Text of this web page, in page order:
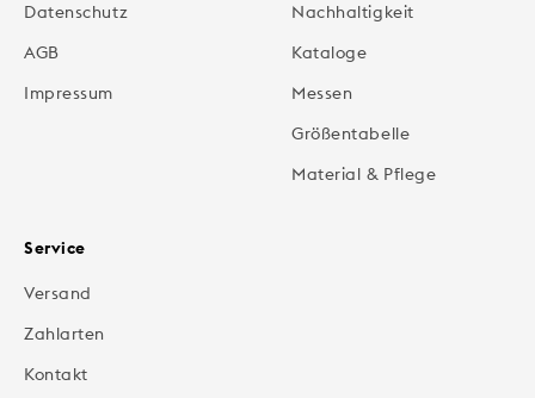
Datenschutz
AGB
Impressum
Nachhaltigkeit
Kataloge
Messen
Größentabelle
Material & Pflege
Service
Versand
Zahlarten
Kontakt